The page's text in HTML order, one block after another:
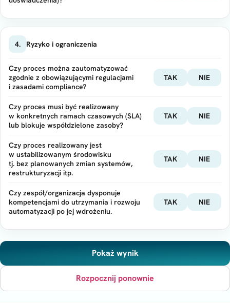
4. Ryzyko i ograniczenia
Czy proces można zautomatyzować
zgodnie z obowiązującymi regulacjami
i zasadami compliance?
TAK NIE
Czy proces musi być realizowany
w konkretnych ramach czasowych (SLA)
lub blokuje współdzielone zasoby?
TAK NIE
Czy proces realizowany jest
w ustabilizowanym środowisku
tj. bez planowanych zmian systemów,
restrukturyzacji itp.
TAK NIE
Czy zespół/organizacja dysponuje
kompetencjami do utrzymania i rozwoju
automatyzacji po jej wdrożeniu.
TAK NIE
Pokaż wynik
Rozpocznij ponownie